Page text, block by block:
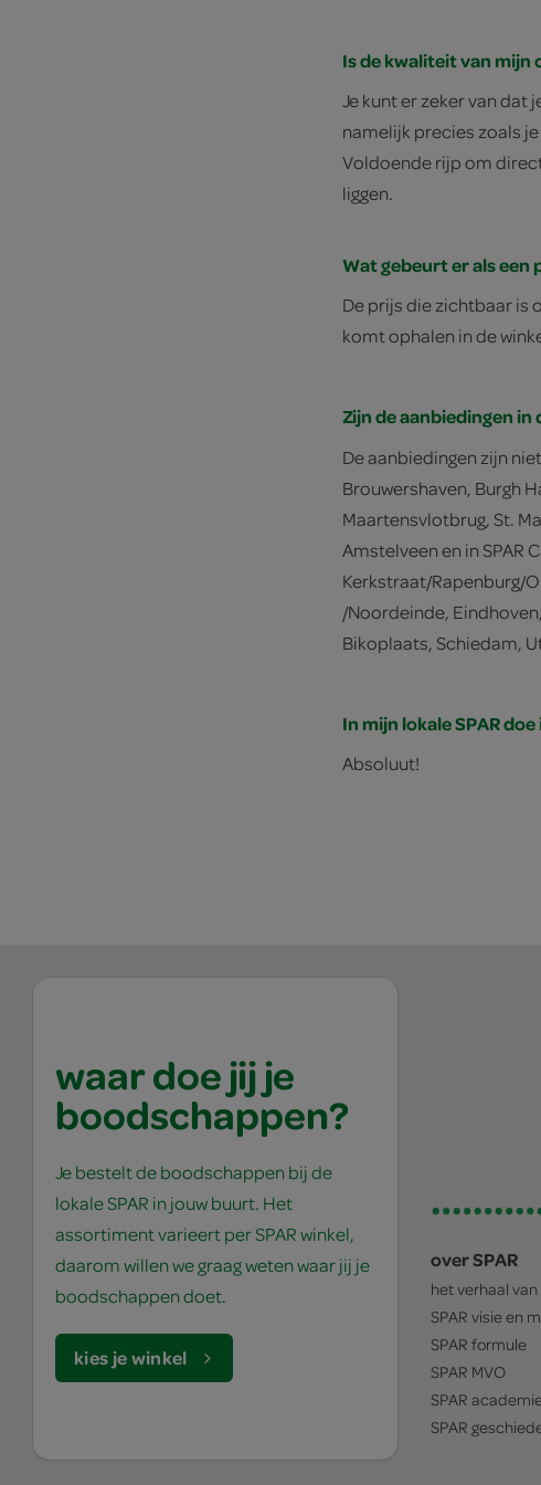
Is de kwaliteit van mijn
Je kunt er zeker van
namelijk precies zoals
Voldoende rijp om
liggen.
Wat gebeurt er als een
De prijs die zichtbaar is
komt ophalen in de
Zijn de aanbiedingen in
De aanbiedingen zijn
Brouwershaven, Burgh
Maartensvlotbrug, St.
Amstelveen en in SPAR
Kerkstraat/Rapenburg/
/Noordeinde,
Bikoplaats, Schiedam,
In mijn lokale SPAR
Absoluut!
waar doe jij je
boodschappen?
Je bestelt de boodschappen bij de
lokale SPAR in jouw buurt. Het
assortiment varieert per SPAR winkel,
daarom willen we graag weten waar jij je
boodschappen doet.
kies je winkel
over SPAR
het verhaal van
SPAR visie en
SPAR formule
SPAR MVO
SPAR
SPAR